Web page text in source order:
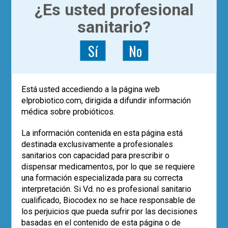
eficacia de la vacunación a estas edades.
La importancia de la microbiota intestinal
los mamíferos ya había sido documentada
ampliamente en modelos animales
aumentar la respuesta a las vacunas
orales en adultos4.
investigaciones en relación a la microbiota
fecal y sus implicaciones sobre la
vacunación infantil puede que nos traigan
dos conclusiones esperanzadoras:
El posible empleo de probióticos que
incrementen el contenido de género
Bifidobacterium para mejorar la
eficacia de las vacunas a estas
¿Es usted profesional
sanitario?
Sí No
Está usted accediendo a la página web
elprobiotico.com, dirigida a difundir información
médica sobre probióticos.
La información contenida en esta página está
destinada exclusivamente a profesionales
sanitarios con capacidad para prescribir o
dispensar medicamentos, por lo que se requiere
una formación especializada para su correcta
interpretación. Si Vd. no es profesional sanitario
cualificado, Biocodex no se hace responsable de
los perjuicios que pueda sufrir por las decisiones
basadas en el contenido de esta página o de